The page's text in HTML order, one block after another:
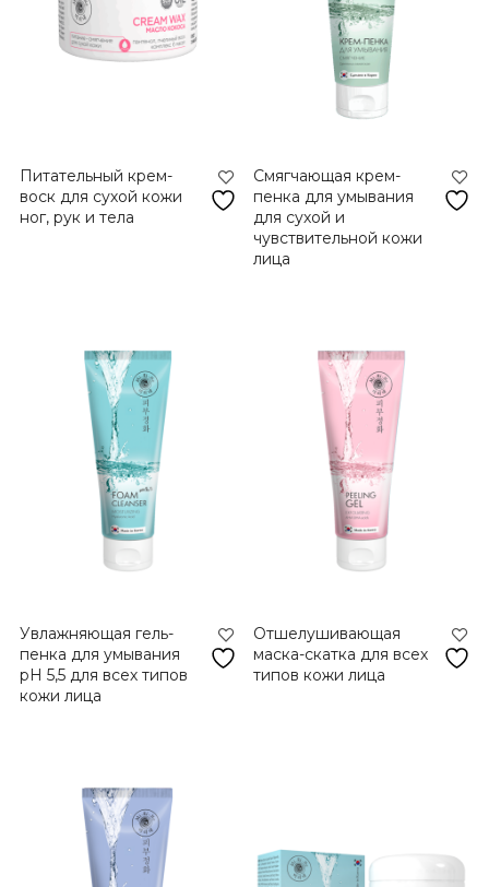
Питательный крем-
воск для сухой кожи
ног, рук и тела
Смягчающая крем-
пенка для умывания
для сухой и
чувствительной кожи
лица
Увлажняющая гель-
пенка для умывания
рН 5,5 для всех типов
кожи лица
Отшелушивающая
маска-скатка для всех
типов кожи лица